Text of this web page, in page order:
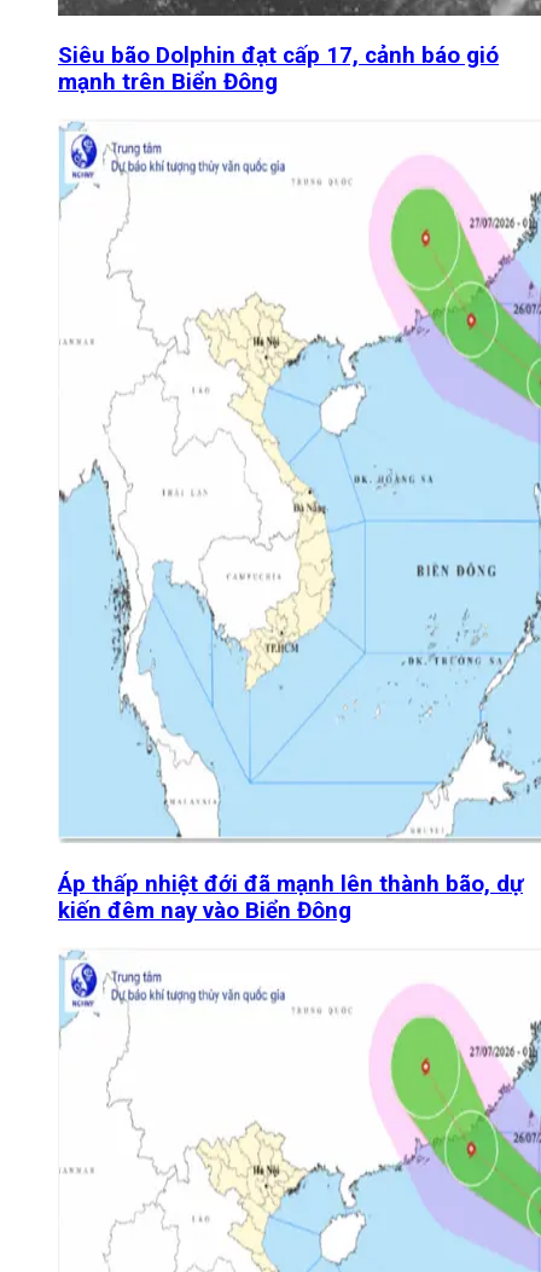
Siêu bão Dolphin đạt cấp 17, cảnh báo gió
mạnh trên Biển Đông
Áp thấp nhiệt đới đã mạnh lên thành bão, dự
kiến đêm nay vào Biển Đông